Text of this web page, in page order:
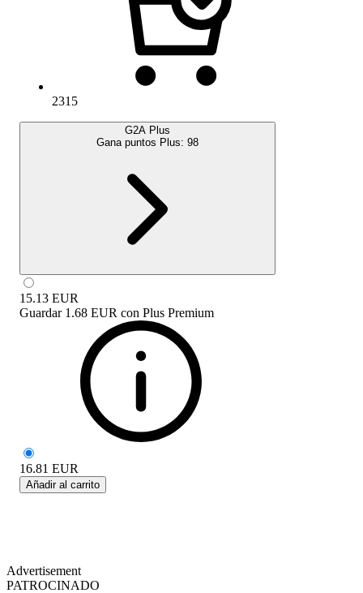
2315
G2A Plus
Gana puntos Plus: 98
15.13 EUR
Guardar 1.68 EUR con Plus Premium
16.81 EUR
Añadir al carrito
Advertisement
PATROCINADO